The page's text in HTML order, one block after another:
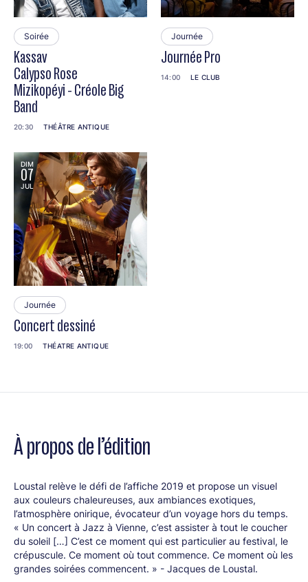
Soirée
Kassav
Calypso Rose
Mizikopéyi - Créole Big
Band
20:30 THÉÂTRE ANTIQUE
Journée
Journée Pro
14:00 LE CLUB
DIM
07
JUL
Journée
Concert dessiné
19:00 THÉATRE ANTIQUE
À propos de l’édition
Loustal relève le défi de l’affiche 2019 et propose un visuel
aux couleurs chaleureuses, aux ambiances exotiques,
l’atmosphère onirique, évocateur d’un voyage hors du temps.
« Un concert à Jazz à Vienne, c’est assister à tout le coucher
du soleil […] C’est ce moment qui est particulier au festival, le
crépuscule. Ce moment où tout commence. Ce moment où les
grandes soirées commencent. » - Jacques de Loustal.